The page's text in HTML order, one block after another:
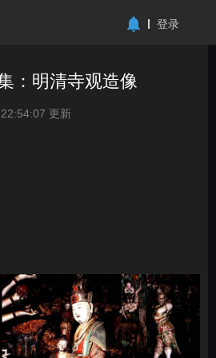
登录
：明清寺观造像
更新